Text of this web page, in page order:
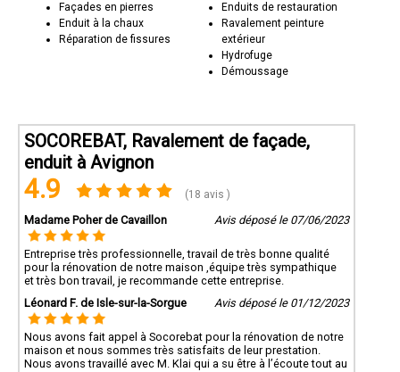
Façades en pierres
Enduit à la chaux
Réparation de fissures
Enduits de restauration
Ravalement peinture
extérieur
Hydrofuge
Démoussage
SOCOREBAT, Ravalement de façade,
enduit à Avignon
4.9 (18 avis )
Madame Poher de Cavaillon Avis déposé le 07/06/2023
Entreprise très professionnelle, travail de très bonne qualité
pour la rénovation de notre maison ,équipe très sympathique
et très bon travail, je recommande cette entreprise.
Léonard F. de Isle-sur-la-Sorgue
Avis déposé le 01/12/2023
Nous avons fait appel à Socorebat pour la rénovation de notre
maison et nous sommes très satisfaits de leur prestation.
Nous avons travaillé avec M. Klai qui a su être à l’écoute tout au